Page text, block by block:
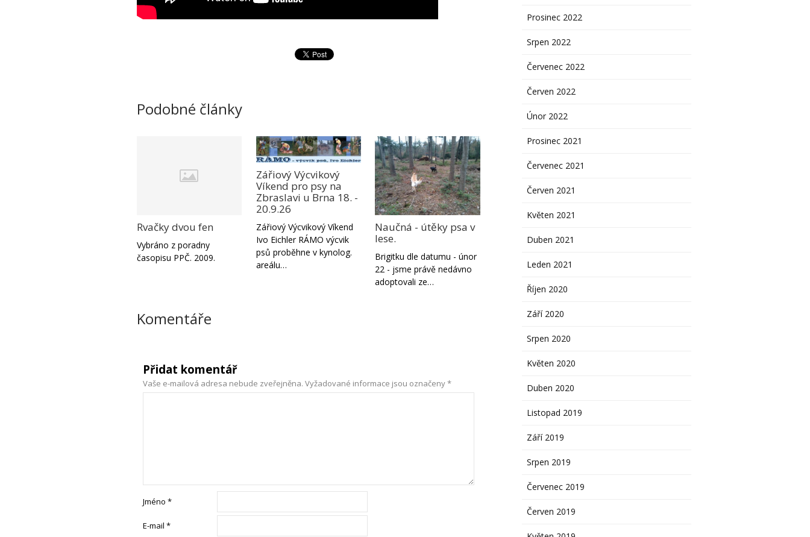
Podobné články
Rvačky dvou fen
Vybráno z poradny
časopisu PPČ. 2009.
Zářiový Výcvikový
Víkend pro psy na
Zbraslavi u Brna 18. -
20.9.26
Zářiový Výcvikový Víkend
Ivo Eichler RÁMO výcvik
psů proběhne v kynolog.
areálu…
Naučná - útěky psa v
lese.
Brigitku dle datumu - únor
22 - jsme právě nedávno
adoptovali ze…
Komentáře
Přidat komentář
Vaše e-mailová adresa nebude zveřejněna. Vyžadované informace jsou označeny*
Jméno *
E-mail *
Prosinec 2022
Srpen 2022
Červenec 2022
Červen 2022
Únor 2022
Prosinec 2021
Červenec 2021
Červen 2021
Květen 2021
Duben 2021
Leden 2021
Říjen 2020
Září 2020
Srpen 2020
Květen 2020
Duben 2020
Listopad 2019
Září 2019
Srpen 2019
Červenec 2019
Červen 2019